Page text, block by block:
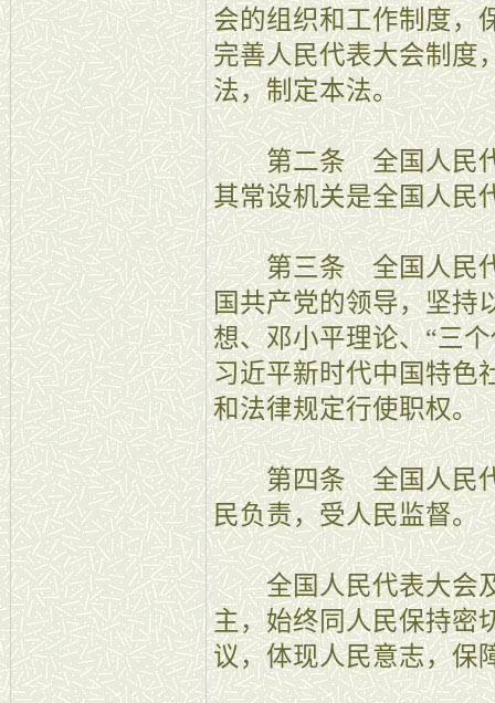
会的组织和工作制度，
完善人民代表大会制度
法，制定本法。
第二条 全国人民代
其常设机关是全国人民
第三条 全国人民代
国共产党的领导，坚持
想、邓小平理论、“三
习近平新时代中国特色
和法律规定行使职权。
第四条 全国人民代
民负责，受人民监督。
全国人民代表大会及
主，始终同人民保持密
议，体现人民意志，保